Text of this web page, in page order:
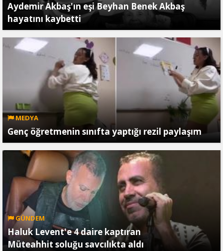
Aydemir Akbaş'ın eşi Beyhan Benek Akbaş
hayatını kaybetti
MEDYA
Genç öğretmenin sınıfta yaptığı rezil paylaşım
GÜNDEM
Haluk Levent'e 4 daire kaptıran
Müteahhit soluğu savcılıkta aldı